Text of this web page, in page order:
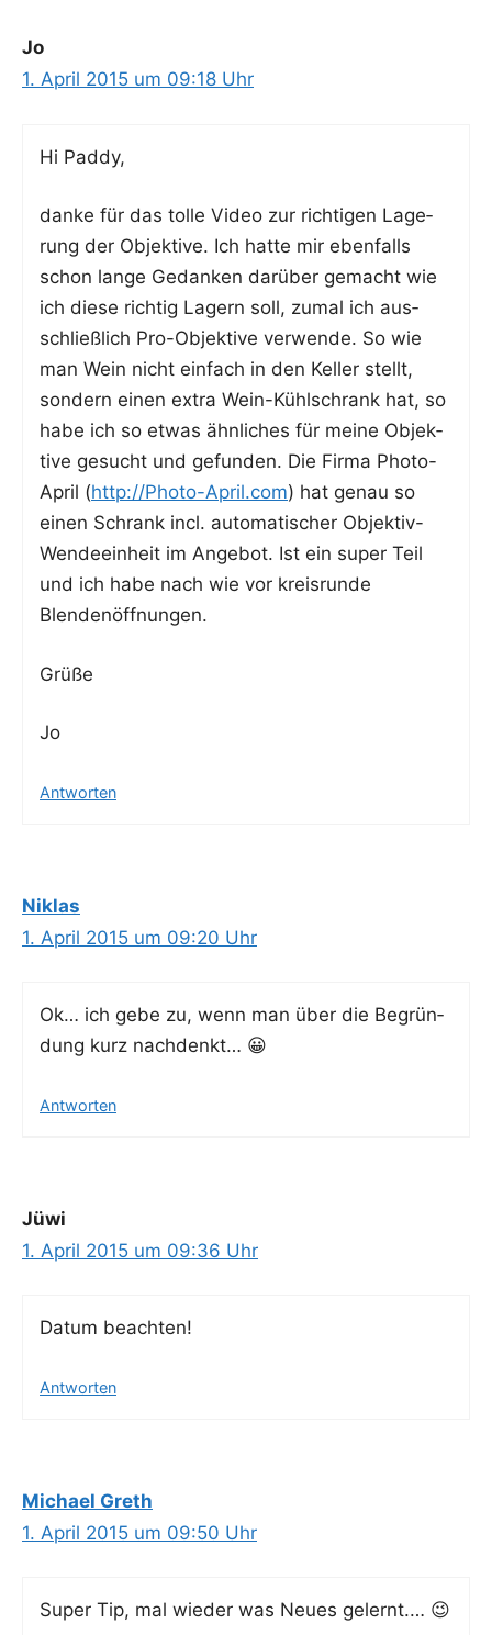
Jo
1. April 2015 um 09:18 Uhr
Hi Pad­dy,
dan­ke für das tol­le Video zur rich­ti­gen Lage­
rung der Objek­ti­ve. Ich hat­te mir eben­falls
schon lan­ge Gedan­ken dar­über gemacht wie
ich die­se rich­tig Lagern soll, zumal ich aus­
schließ­lich Pro-Objek­ti­ve ver­wen­de. So wie
man Wein nicht ein­fach in den Kel­ler stellt,
son­dern einen extra Wein-Kühl­schrank hat, so
habe ich so etwas ähn­li­ches für mei­ne Objek­
ti­ve gesucht und gefun­den. Die Fir­ma Pho­to-
April (http://Photo-April.com) hat genau so
einen Schrank incl. auto­ma­ti­scher Objek­tiv-
Wen­de­ein­heit im Ange­bot. Ist ein super Teil
und ich habe nach wie vor kreis­run­de
Blendenöffnungen.
Grü­ße
Jo
Antworten
Niklas
1. April 2015 um 09:20 Uhr
Ok… ich gebe zu, wenn man über die Begrün­
dung kurz nachdenkt… 😀
Antworten
Jüwi
1. April 2015 um 09:36 Uhr
Datum beach­ten!
Antworten
Michael Greth
1. April 2015 um 09:50 Uhr
Super Tip, mal wie­der was Neu­es gelernt.… 😉